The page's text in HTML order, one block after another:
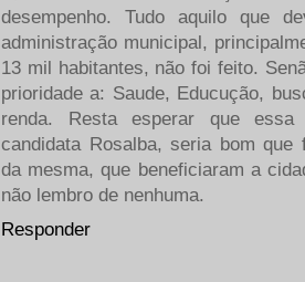
desempenho. Tudo aquilo que
administração municipal,
13 mil habitantes, não foi feito.
prioridade a: Saude, Educução,
renda. Resta esperar que
candidata Rosalba, seria bom que
da mesma, que beneficiaram a
não lembro de nenhuma.
Responder